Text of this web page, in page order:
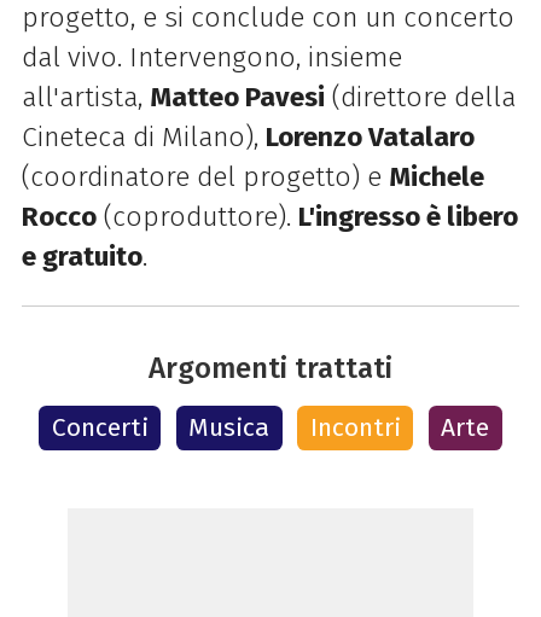
progetto, e si conclude con un concerto
dal vivo. Intervengono, insieme
all'artista, Matteo Pavesi (direttore della
Cineteca di Milano), Lorenzo Vatalaro
(coordinatore del progetto) e Michele
Rocco(coproduttore). L'ingresso è libero
e gratuito.
Argomenti trattati
Concerti Musica Incontri Arte